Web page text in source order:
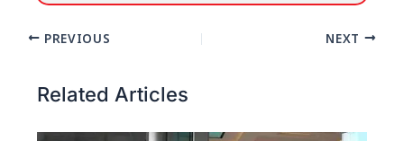
PREVIOUS NEXT
Related Articles